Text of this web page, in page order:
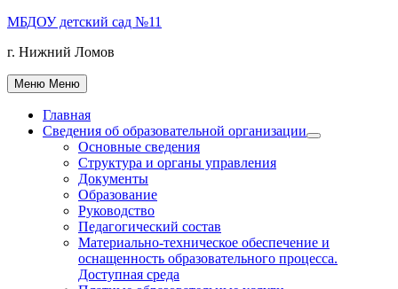
Перейти
содержимому
МБДОУ детский сад №11
г. Нижний Ломов
Меню Меню
Главная
Сведения об образовательной организации
Показать
Основные сведения
Структура и органы управления
Документы
Образование
Руководство
Педагогический состав
Материально-техническое обеспечение и
оснащенность образовательного процесса.
Доступная среда